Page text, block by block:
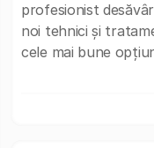
profesionist
noi tehnici și
cele mai bune